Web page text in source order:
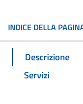
INDICE DELLA
Descrizione
Servizi